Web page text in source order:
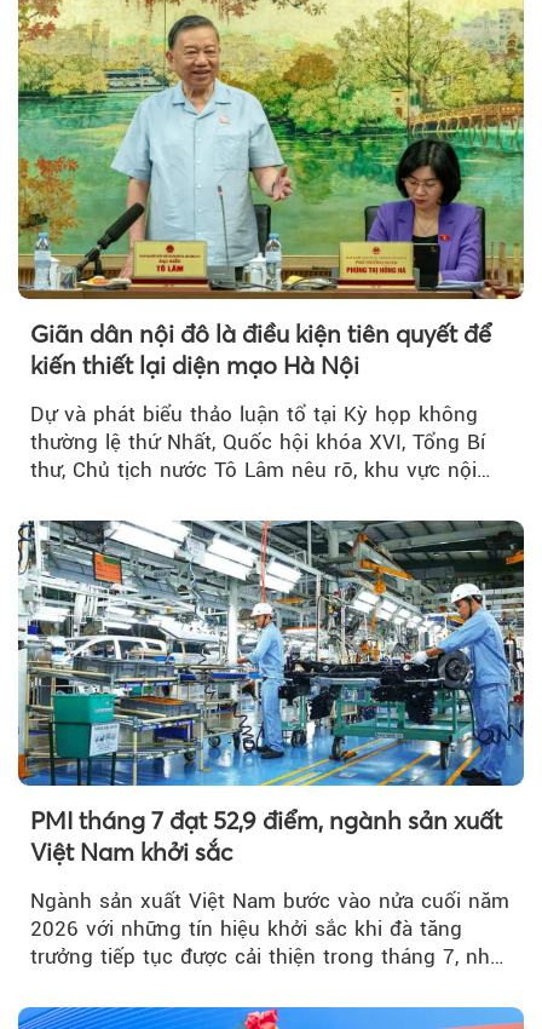
Giãn dân nội đô là điều kiện tiên quyết để
kiến thiết lại diện mạo Hà Nội
Dự và phát biểu thảo luận tổ tại Kỳ họp không
thường lệ thứ Nhất, Quốc hội khóa XVI, Tổng Bí
thư, Chủ tịch nước Tô Lâm nêu rõ, khu vực nội
PMI tháng 7 đạt 52,9 điểm, ngành sản xuất
Việt Nam khởi sắc
Ngành sản xuất Việt Nam bước vào nửa cuối năm
2026 với những tín hiệu khởi sắc khi đà tăng
trưởng tiếp tục được cải thiện trong tháng 7, nhờ
nhiệt và niềm tin kinh doanh dần phục hồi.